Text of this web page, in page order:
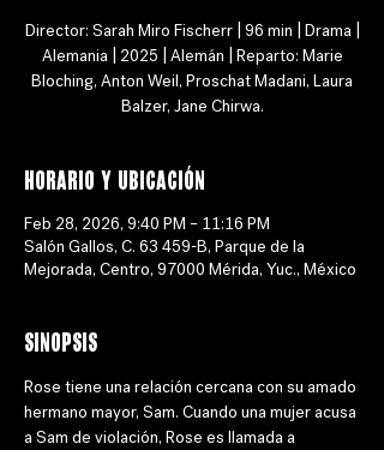
Director: Sarah Miro Fischerr | 96 min | Drama |
Alemania | 2025 | Alemán | Reparto: Marie
Bloching, Anton Weil, Proschat Madani, Laura
Balzer, Jane Chirwa.
Horario y ubicación
Feb 28, 2026, 9:40 PM – 11:16 PM
Salón Gallos, C. 63 459-B, Parque de la
Mejorada, Centro, 97000 Mérida, Yuc., México
Sinopsis
Rose tiene una relación cercana con su amado
hermano mayor, Sam. Cuando una mujer acusa
a Sam de violación, Rose es llamada a